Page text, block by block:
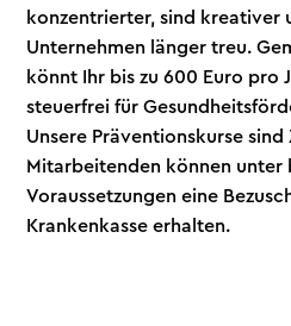
konzentrierter, sind kreativer
Unternehmen länger treu.
könnt Ihr bis zu 600 Euro pro
steuerfrei für
Unsere Präventionskurse sind
Mitarbeitenden können unter
Voraussetzungen eine
Krankenkasse erhalten.